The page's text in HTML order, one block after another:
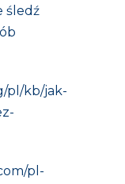
śledź
pl/kb/jak-
pl-